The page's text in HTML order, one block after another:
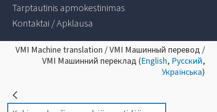
Tarptautinis apmokestinimas
Kontaktai / Apklausa
VMI Machine translation / VMI Машинный перевод /
VMI Машинний переклад (English, Русский,
Українська)